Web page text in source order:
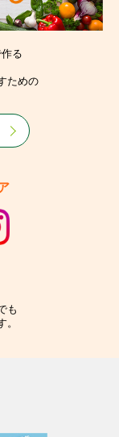
る
ための
も